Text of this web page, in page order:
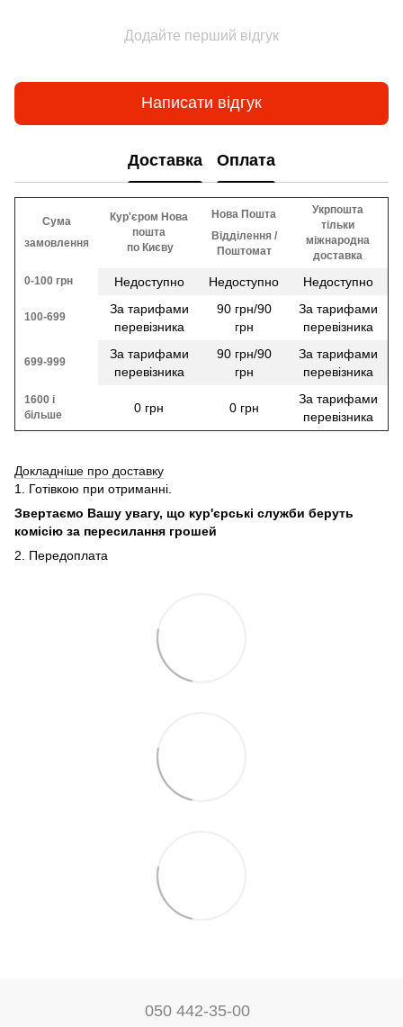
Додайте перший відгук
Написати відгук
Доставка Оплата
Сума
замовлення
Кур'єром Нова
пошта
​​ по Києву
Нова Пошта
Відділення /
Поштомат
Укрпошта
тільки
міжнародна
доставка
0-100 грн
Недоступно Недоступно Недоступно
100-699
За тарифами
перевізника
90 грн/90
грн
За тарифами
перевізника
699-999
За тарифами
перевізника
90 грн/90
грн
За тарифами
перевізника
1600 і
більше
0 грн 0 грн
За тарифами
перевізника
Докладніше про доставку
1. Готівкою при отриманні.
Звертаємо Вашу увагу, що кур'єрські служби беруть
комісію за пересилання грошей
2. Передоплата
050 442-35-00